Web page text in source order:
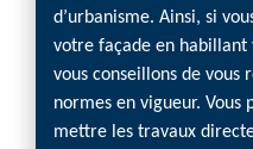
d’urbanisme. Ainsi, si
votre façade en habillant
vous conseillons de vous
normes en vigueur. Vous
mettre les travaux